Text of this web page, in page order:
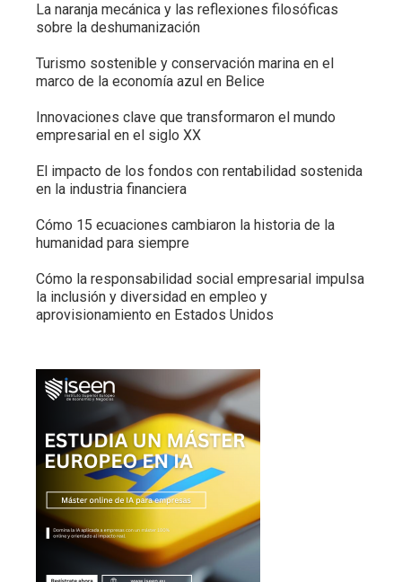
La naranja mecánica y las reflexiones filosóficas
sobre la deshumanización
Turismo sostenible y conservación marina en el
marco de la economía azul en Belice
Innovaciones clave que transformaron el mundo
empresarial en el siglo XX
El impacto de los fondos con rentabilidad sostenida
en la industria financiera
Cómo 15 ecuaciones cambiaron la historia de la
humanidad para siempre
Cómo la responsabilidad social empresarial impulsa
la inclusión y diversidad en empleo y
aprovisionamiento en Estados Unidos